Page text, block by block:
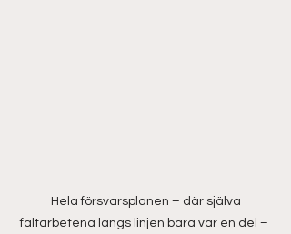
fältarbetena längs linjen bara var en del –